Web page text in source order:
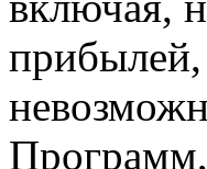
прибылей,